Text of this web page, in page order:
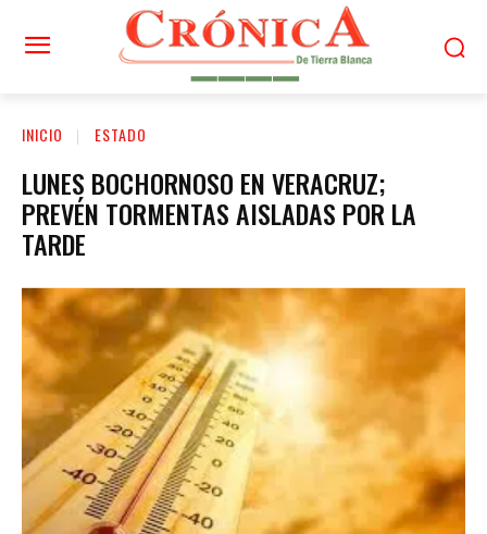
INICIO ESTADO
LUNES BOCHORNOSO EN VERACRUZ;
PREVÉN TORMENTAS AISLADAS POR LA
TARDE